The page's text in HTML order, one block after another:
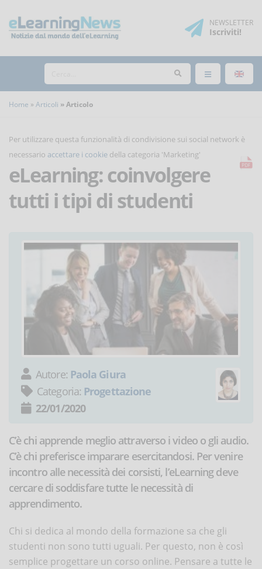
NEWSLETTER
Iscriviti!
Home Articoli Articolo
Per utilizzare questa funzionalità di condivisione sui social network è
necessario accettare i cookie della categoria 'Marketing'
eLearning: coinvolgere
tutti i tipi di studenti
Autore: Paola Giura
Categoria: Progettazione
22/01/2020
C’è chi apprende meglio attraverso i video o gli audio.
C’è chi preferisce imparare esercitandosi. Per venire
incontro alle necessità dei corsisti, l’eLearning deve
cercare di soddisfare tutte le necessità di
apprendimento.
Chi si dedica al mondo della formazione sa che gli
studenti non sono tutti uguali. Per questo, non è così
semplice progettare un corso online. Pensare a tutte le